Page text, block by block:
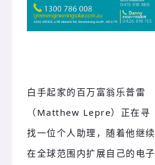
白手起家的百万富翁乐普雷
（Matthew Lepre）正在寻
找一位个人助理，随着他继续
在全球范围内扩展自己的电子